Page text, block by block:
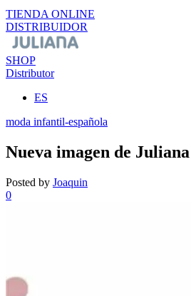
TIENDA ONLINE
DISTRIBUIDOR
SHOP
Distributor
ES
moda infantil-española
Nueva imagen de
Posted by Joaquin
0